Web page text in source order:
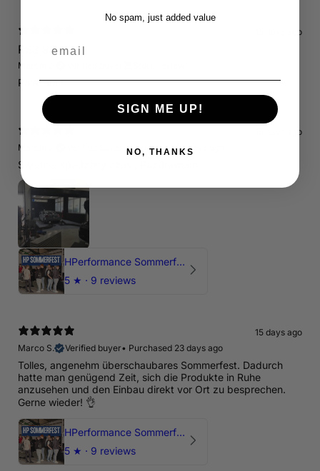
15 days ago
RS3 8P
Marcin J.
Polecam !
15 days ago
Marcin J.
•Purchased 27 days ago
Świetnie spedzony czas , Pozdrawiam
HPerformance Sommerfest 2026
5 ★ · 9 reviews
15 days ago
Marco S.
Verified buyer• Purchased 23 days ago
Tolles, angenehm überschaubares Sommerfest. Dadurch
hatte man genügend Zeit, sich die Produkte in Ruhe
anzusehen und den Einbau direkt vor Ort zu besprechen.
Gerne wieder! 👌
HPerformance Sommerfest 2026
5 ★ · 9 reviews
No spam, just added value
SIGN ME UP!
NO, THANKS